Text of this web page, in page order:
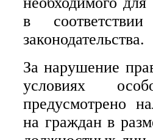
в
законодательства.
За нарушение
условиях
предусмотрено
на граждан в